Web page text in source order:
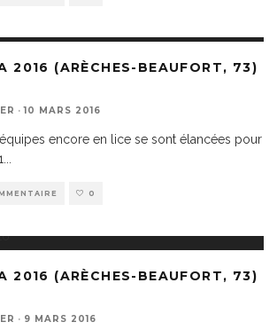
2016 (ARÈCHES-BEAUFORT, 73)
· 10 MARS 2016
encore en lice se sont élancées pour
0
2016 (ARÈCHES-BEAUFORT, 73)
· 9 MARS 2016